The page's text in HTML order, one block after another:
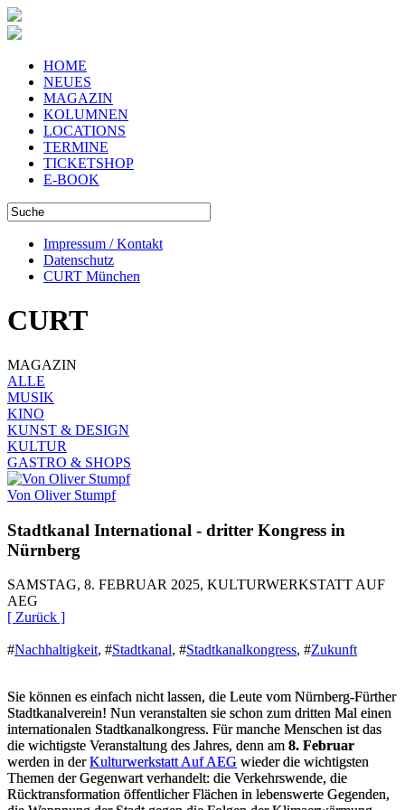
HOME
NEUES
MAGAZIN
KOLUMNEN
LOCATIONS
TERMINE
TICKETSHOP
E-BOOK
Impressum / Kontakt
Datenschutz
CURT München
CURT
MAGAZIN
ALLE
MUSIK
KINO
KUNST & DESIGN
KULTUR
GASTRO & SHOPS
Von Oliver Stumpf
Stadtkanal International - dritter Kongress in
Nürnberg
SAMSTAG, 8. FEBRUAR 2025, KULTURWERKSTATT AUF
AEG
[ Zurück ]
#Nachhaltigkeit, #Stadtkanal, #Stadtkanalkongress, #Zukunft
Sie können es einfach nicht lassen, die Leute vom Nürnberg-Fürther
Stadtkanalverein! Nun veranstalten sie schon zum dritten Mal einen
internationalen Stadtkanalkongress. Für manche Menschen ist das
die wichtigste Veranstaltung des Jahres, denn am 8. Februar
werden in derKulturwerkstatt Auf AEG wieder die wichtigsten
Themen der Gegenwart verhandelt: die Verkehrswende, die
Rücktransformation öffentlicher Flächen in lebenswerte Gegenden,